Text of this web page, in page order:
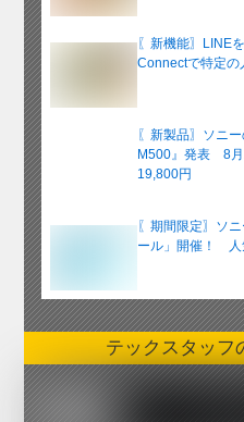
〖新機能〗LINE
Connectで特定の
〖新製品〗ソニ
M500』発表 8月
19,800円
〖期間限定〗ソ
ール」開催！ 人
テックスタッフ